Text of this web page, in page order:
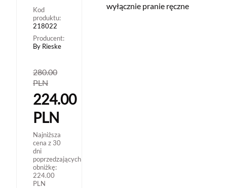
Kod
produktu:
218022
Producent:
By Rieske
280.00
PLN
224.00
PLN
Najniższa
cena z 30
dni
poprzedzających
obniżkę:
224.00
PLN
wyłącznie pranie ręczne